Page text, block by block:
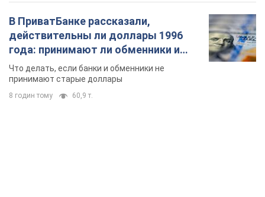
В ПриватБанке рассказали,
действительны ли доллары 1996
года: принимают ли обменники и
банки такие купюры
Что делать, если банки и обменники не
принимают старые доллары
8 годин тому 60,9 т.